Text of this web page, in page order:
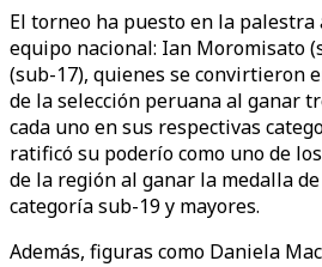
El torneo ha puesto en la palestra
equipo nacional: Ian Moromisato
(sub-17), quienes se convirtieron
de la selección peruana al ganar
cada uno en sus respectivas
ratificó su poderío como uno de
de la región al ganar la medalla
categoría sub-19 y mayores.
Además, figuras como Daniela